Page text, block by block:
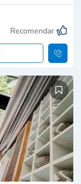
Recomendar